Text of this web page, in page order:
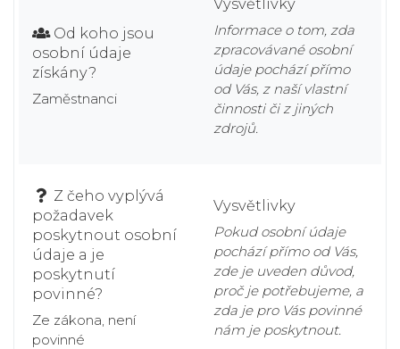
Od koho jsou
osobní údaje
získány?
Zaměstnanci
Vysvětlivky
Informace o tom, zda
zpracovávané osobní
údaje pochází přímo
od Vás, z naší vlastní
činnosti či z jiných
zdrojů.
Z čeho vyplývá
požadavek
poskytnout osobní
údaje a je
poskytnutí
povinné?
Ze zákona, není
povinné
Vysvětlivky
Pokud osobní údaje
pochází přímo od Vás,
zde je uveden důvod,
proč je potřebujeme, a
zda je pro Vás povinné
nám je poskytnout.